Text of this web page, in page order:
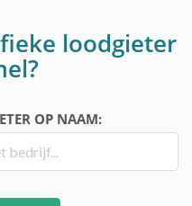
loodgieter
OP NAAM: